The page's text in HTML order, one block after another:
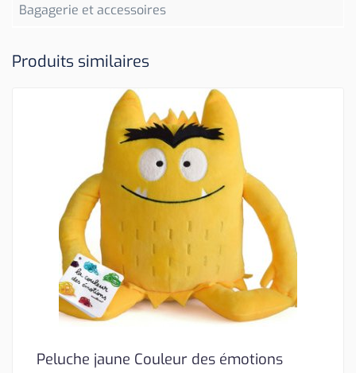
Bagagerie et accessoires
Produits similaires
Peluche jaune Couleur des émotions